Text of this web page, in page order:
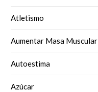
Atletismo
Aumentar Masa Muscular
Autoestima
Azúcar